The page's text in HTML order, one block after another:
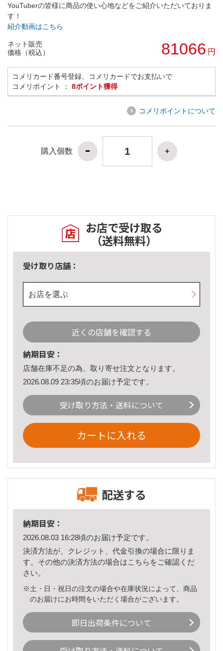
YouTuberの皆様に商品の使い心地などをご紹介いただいておりま
す！
紹介動画はこちら
ネット販売
価格（税込）
81066 円
コメリカード番号登録、コメリカードでお支払いで
コメリポイント ： 8ポイント獲得
コメリポイントについて
購入個数
お店で受け取る
（送料無料）
受け取り店舗：
お店を選ぶ
近くの店舗を確認する
納期目安：
店舗在庫不足の為、取り寄せ注文となります。
2026.08.09 23:35頃のお届け予定です。
受け取り方法・送料について
カートに入れる
配送する
納期目安：
2026.08.03 16:28頃のお届け予定です。
決済方法が、クレジット、代金引換の場合に限りま
す。その他の決済方法の場合はこちら をご確認くだ
さい。
※土・日・祝日の注文の場合や在庫状況によって、商品
のお届けにお時間をいただく場合がございます。
即日出荷条件について